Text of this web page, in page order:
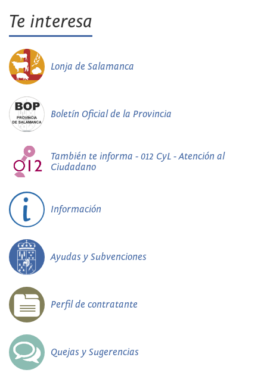
Te interesa
Lonja de Salamanca
Boletín Oficial de la Provincia
También te informa - 012 CyL - Atención al
Ciudadano
Información
Ayudas y Subvenciones
Perfil de contratante
Quejas y Sugerencias